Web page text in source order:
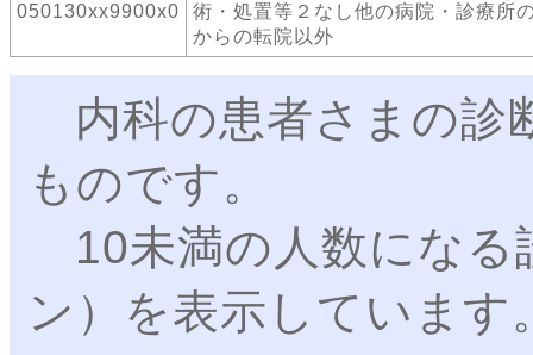
050130xx9900x0
術・処置等２なし他の病院・診療所
からの転院以外
内科の患者さまの診
ものです。
10未満の人数になる
ン）を表示しています